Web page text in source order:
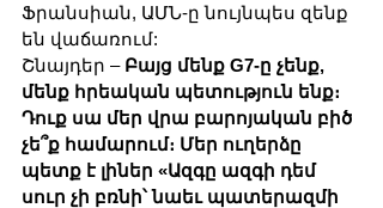
Ֆրանսիան, ԱՄՆ-ը նույնպես զենք
են վաճառում:
Շնայդեր – Բայց մենք G7-ը չենք,
մենք հրեական պետություն ենք։
Դուք սա մեր վրա բարոյական բիծ
չե՞ք համարում։ Մեր ուղերձը
պետք է լիներ «Ազգը ազգի դեմ
սուր չի բռնի՝ նաեւ պատերազմի